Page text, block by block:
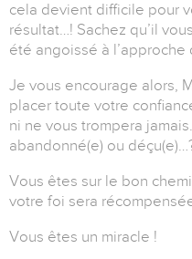
cela devient difficile pour
résultat…! Sachez qu’il
été angoissé à l’approche
Je vous encourage alors,
placer toute votre
ni ne vous trompera
abandonné(e) ou
Vous êtes sur le bon
votre foi sera
Vous êtes un miracle !